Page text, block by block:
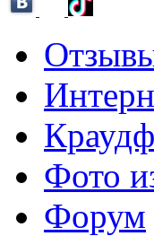
Фото
Форум